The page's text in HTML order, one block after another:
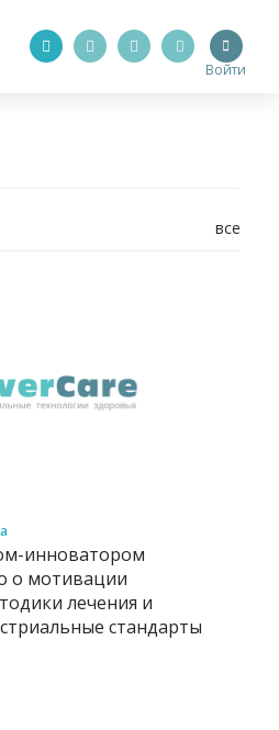
Войти
все
инноватором
о мотивации
лечения и
стандарты